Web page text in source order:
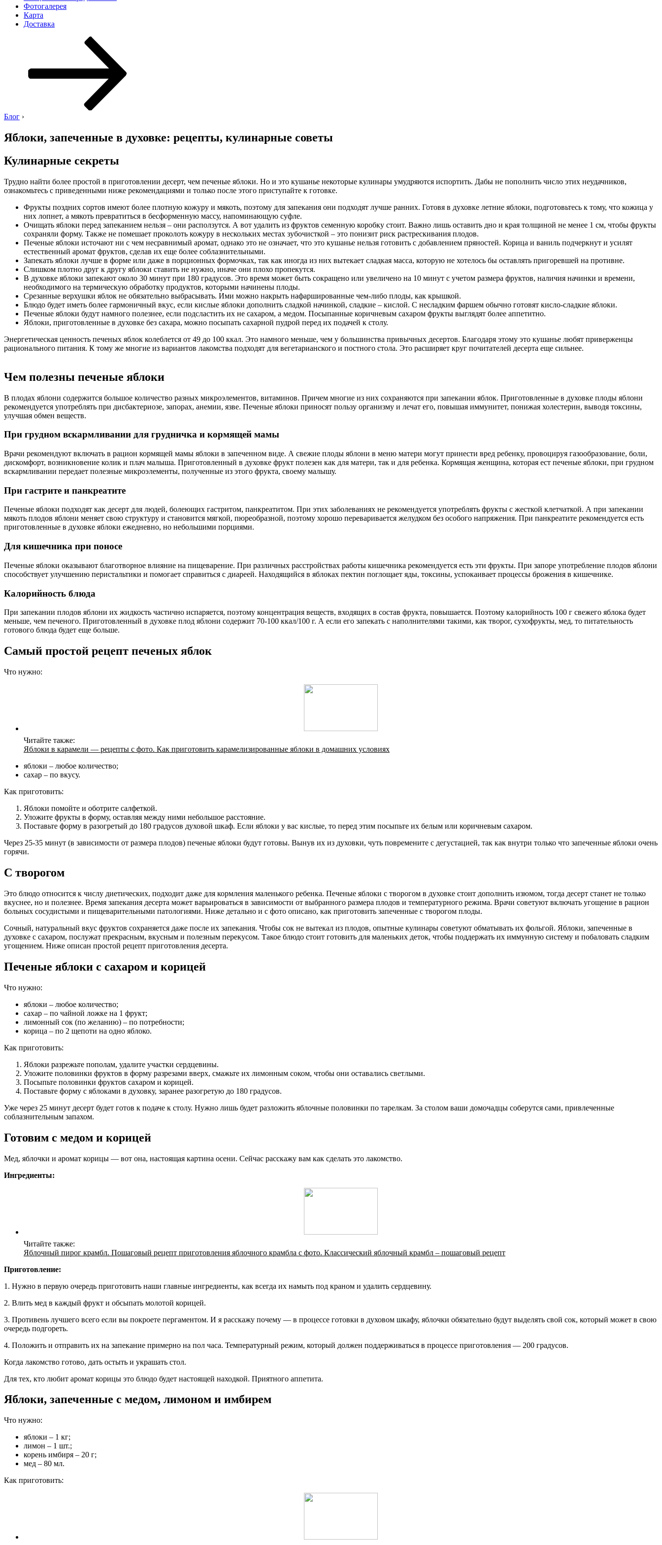
Фотогалерея
Карта
Доставка
Блог ›
Яблоки, запеченные в духовке: рецепты, кулинарные советы
Кулинарные секреты
Трудно найти более простой в приготовлении десерт, чем печеные яблоки. Но и это кушанье некоторые кулинары умудряются испортить. Дабы не пополнить число этих неудачников,
ознакомьтесь с приведенными ниже рекомендациями и только после этого приступайте к готовке.
Фрукты поздних сортов имеют более плотную кожуру и мякоть, поэтому для запекания они подходят лучше ранних. Готовя в духовке летние яблоки, подготовьтесь к тому, что кожица у
них лопнет, а мякоть превратиться в бесформенную массу, напоминающую суфле.
Очищать яблоки перед запеканием нельзя – они расползутся. А вот удалить из фруктов семенную коробку стоит. Важно лишь оставить дно и края толщиной не менее 1 см, чтобы фрукты
сохраняли форму. Также не помешает проколоть кожуру в нескольких местах зубочисткой – это понизит риск растрескивания плодов.
Печеные яблоки источают ни с чем несравнимый аромат, однако это не означает, что это кушанье нельзя готовить с добавлением пряностей. Корица и ваниль подчеркнут и усилят
естественный аромат фруктов, сделав их еще более соблазнительными.
Запекать яблоки лучше в форме или даже в порционных формочках, так как иногда из них вытекает сладкая масса, которую не хотелось бы оставлять пригоревшей на противне.
Слишком плотно друг к другу яблоки ставить не нужно, иначе они плохо пропекутся.
В духовке яблоки запекают около 30 минут при 180 градусов. Это время может быть сокращено или увеличено на 10 минут с учетом размера фруктов, наличия начинки и времени,
необходимого на термическую обработку продуктов, которыми начинены плоды.
Срезанные верхушки яблок не обязательно выбрасывать. Ими можно накрыть нафаршированные чем-либо плоды, как крышкой.
Блюдо будет иметь более гармоничный вкус, если кислые яблоки дополнить сладкой начинкой, сладкие – кислой. С несладким фаршем обычно готовят кисло-сладкие яблоки.
Печеные яблоки будут намного полезнее, если подсластить их не сахаром, а медом. Посыпанные коричневым сахаром фрукты выглядят более аппетитно.
Яблоки, приготовленные в духовке без сахара, можно посыпать сахарной пудрой перед их подачей к столу.
Энергетическая ценность печеных яблок колеблется от 49 до 100 ккал. Это намного меньше, чем у большинства привычных десертов. Благодаря этому это кушанье любят приверженцы
рационального питания. К тому же многие из вариантов лакомства подходят для вегетарианского и постного стола. Это расширяет круг почитателей десерта еще сильнее.
Чем полезны печеные яблоки
В плодах яблони содержится большое количество разных микроэлементов, витаминов. Причем многие из них сохраняются при запекании яблок. Приготовленные в духовке плоды яблони
рекомендуется употреблять при дисбактериозе, запорах, анемии, язве. Печеные яблоки приносят пользу организму и лечат его, повышая иммунитет, понижая холестерин, выводя токсины,
улучшая обмен веществ.
При грудном вскармливании для грудничка и кормящей мамы
Врачи рекомендуют включать в рацион кормящей мамы яблоки в запеченном виде. А свежие плоды яблони в меню матери могут принести вред ребенку, провоцируя газообразование, боли,
дискомфорт, возникновение колик и плач малыша. Приготовленный в духовке фрукт полезен как для матери, так и для ребенка. Кормящая женщина, которая ест печеные яблоки, при грудном
вскармливании передает полезные микроэлементы, полученные из этого фрукта, своему малышу.
При гастрите и панкреатите
Печеные яблоки подходят как десерт для людей, болеющих гастритом, панкреатитом. При этих заболеваниях не рекомендуется употреблять фрукты с жесткой клетчаткой. А при запекании
мякоть плодов яблони меняет свою структуру и становится мягкой, пюреобразной, поэтому хорошо переваривается желудком без особого напряжения. При панкреатите рекомендуется есть
приготовленные в духовке яблоки ежедневно, но небольшими порциями.
Для кишечника при поносе
Печеные яблоки оказывают благотворное влияние на пищеварение. При различных расстройствах работы кишечника рекомендуется есть эти фрукты. При запоре употребление плодов яблони
способствует улучшению перистальтики и помогает справиться с диареей. Находящийся в яблоках пектин поглощает яды, токсины, успокаивает процессы брожения в кишечнике.
Калорийность блюда
При запекании плодов яблони их жидкость частично испаряется, поэтому концентрация веществ, входящих в состав фрукта, повышается. Поэтому калорийность 100 г свежего яблока будет
меньше, чем печеного. Приготовленный в духовке плод яблони содержит 70-100 ккал/100 г. А если его запекать с наполнителями такими, как творог, сухофрукты, мед, то питательность
готового блюда будет еще больше.
Самый простой рецепт печеных яблок
Что нужно:
Читайте также:
Яблоки в карамели — рецепты с фото. Как приготовить карамелизированные яблоки в домашних условиях
яблоки – любое количество;
сахар – по вкусу.
Как приготовить:
Яблоки помойте и оботрите салфеткой.
Уложите фрукты в форму, оставляя между ними небольшое расстояние.
Поставьте форму в разогретый до 180 градусов духовой шкаф. Если яблоки у вас кислые, то перед этим посыпьте их белым или коричневым сахаром.
Через 25-35 минут (в зависимости от размера плодов) печеные яблоки будут готовы. Вынув их из духовки, чуть повремените с дегустацией, так как внутри только что запеченные яблоки очень
горячи.
С творогом
Это блюдо относится к числу диетических, подходит даже для кормления маленького ребенка. Печеные яблоки с творогом в духовке стоит дополнить изюмом, тогда десерт станет не только
вкуснее, но и полезнее. Время запекания десерта может варьироваться в зависимости от выбранного размера плодов и температурного режима. Врачи советуют включать угощение в рацион
больных сосудистыми и пищеварительными патологиями. Ниже детально и с фото описано, как приготовить запеченные с творогом плоды.
Сочный, натуральный вкус фруктов сохраняется даже после их запекания. Чтобы сок не вытекал из плодов, опытные кулинары советуют обматывать их фольгой. Яблоки, запеченные в
духовке с сахаром, послужат прекрасным, вкусным и полезным перекусом. Такое блюдо стоит готовить для маленьких деток, чтобы поддержать их иммунную систему и побаловать сладким
угощением. Ниже описан простой рецепт приготовления десерта.
Печеные яблоки с сахаром и корицей
Что нужно:
яблоки – любое количество;
сахар – по чайной ложке на 1 фрукт;
лимонный сок (по желанию) – по потребности;
корица – по 2 щепоти на одно яблоко.
Как приготовить:
Яблоки разрежьте пополам, удалите участки сердцевины.
Уложите половинки фруктов в форму разрезами вверх, смажьте их лимонным соком, чтобы они оставались светлыми.
Посыпьте половинки фруктов сахаром и корицей.
Поставьте форму с яблоками в духовку, заранее разогретую до 180 градусов.
Уже через 25 минут десерт будет готов к подаче к столу. Нужно лишь будет разложить яблочные половинки по тарелкам. За столом ваши домочадцы соберутся сами, привлеченные
соблазнительным запахом.
Готовим с медом и корицей
Мед, яблочки и аромат корицы — вот она, настоящая картина осени. Сейчас расскажу вам как сделать это лакомство.
Ингредиенты:
Читайте также:
Яблочный пирог крамбл. Пошаговый рецепт приготовления яблочного крамбла с фото. Классический яблочный крамбл – пошаговый рецепт
Приготовление:
1. Нужно в первую очередь приготовить наши главные ингредиенты, как всегда их намыть под краном и удалить сердцевину.
2. Влить мед в каждый фрукт и обсыпать молотой корицей.
3. Противень лучшего всего если вы покроете пергаментом. И я расскажу почему — в процессе готовки в духовом шкафу, яблочки обязательно будут выделять свой сок, который может в свою
очередь подгореть.
4. Положить и отправить их на запекание примерно на пол часа. Температурный режим, который должен поддерживаться в процессе приготовления — 200 градусов.
Когда лакомство готово, дать остыть и украшать стол.
Для тех, кто любит аромат корицы это блюдо будет настоящей находкой. Приятного аппетита.
Яблоки, запеченные с медом, лимоном и имбирем
Что нужно:
яблоки – 1 кг;
лимон – 1 шт.;
корень имбиря – 20 г;
мед – 80 мл.
Как приготовить: